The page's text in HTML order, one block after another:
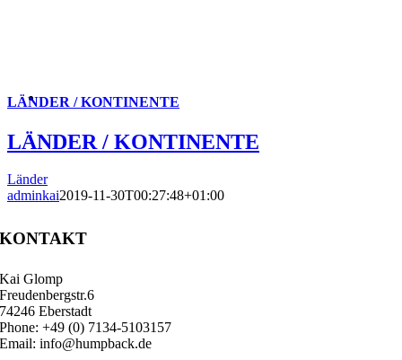
LÄNDER / KONTINENTE
LÄNDER / KONTINENTE
Länder
adminkai2019-11-30T00:27:48+01:00
KONTAKT
Kai Glomp
Freudenbergstr.6
74246 Eberstadt
Phone: +49 (0) 7134-5103157
Email: info@humpback.de